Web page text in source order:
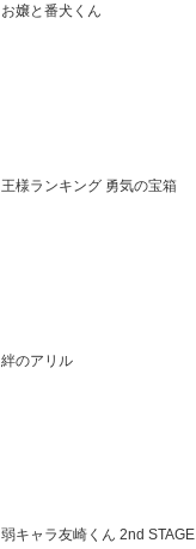
お嬢と番犬くん
王様ランキング 勇気の宝箱
絆のアリル
弱キャラ友崎くん 2nd STAGE